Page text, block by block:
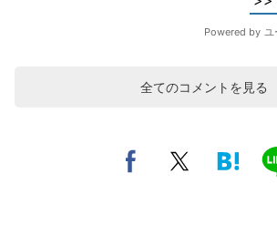
全てのコメントを見る